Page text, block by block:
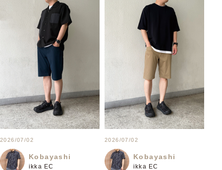
2026/07/02
Kobayashi
ikka EC
2026/07/02
Kobayashi
ikka EC